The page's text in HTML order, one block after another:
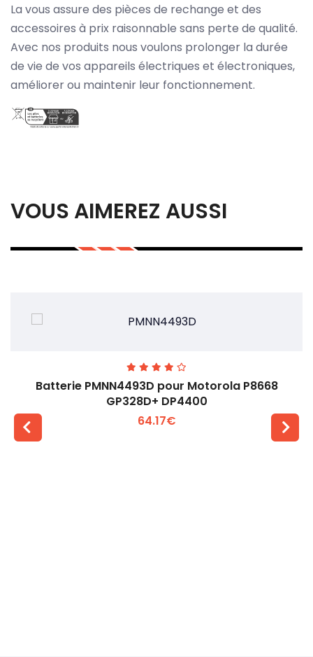
La vous assure des pièces de rechange et des
accessoires à prix raisonnable sans perte de qualité.
Avec nos produits nous voulons prolonger la durée
de vie de vos appareils électriques et électroniques,
améliorer ou maintenir leur fonctionnement.
VOUS AIMEREZ AUSSI
Batterie PMNN4493D pour Motorola P8668
GP328D+ DP4400
64.17€